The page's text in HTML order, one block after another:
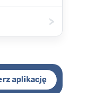
>
aplikację